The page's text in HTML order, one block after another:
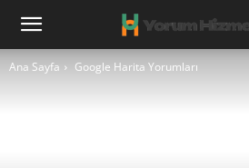
Ana Sayfa Google Harita Yorumları